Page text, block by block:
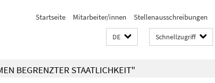
Startseite Mitarbeiter/innen Stellenausschreibungen
DE Schnellzugriff
BEGRENZTER STAATLICHKEIT"